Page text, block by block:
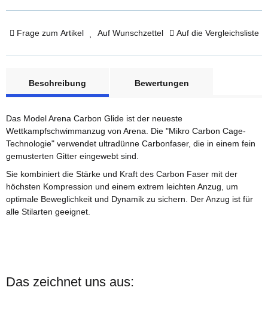
Frage zum Artikel Auf Wunschzettel Auf die Vergleichsliste
Beschreibung
Bewertungen
Das Model Arena Carbon Glide ist der neueste
Wettkampfschwimmanzug von Arena. Die "Mikro Carbon Cage-
Technologie" verwendet ultradünne Carbonfaser, die in einem fein
gemusterten Gitter eingewebt sind.
Sie kombiniert die Stärke und Kraft des Carbon Faser mit der
höchsten Kompression und einem extrem leichten Anzug, um
optimale Beweglichkeit und Dynamik zu sichern. Der Anzug ist für
alle Stilarten geeignet.
Das zeichnet uns aus: